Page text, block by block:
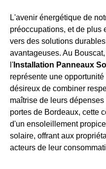
L'avenir énergétique de
préoccupations, et de plus
vers des solutions
avantageuses. Au
l' Installation Panneaux
représente une
désireux de combiner
maîtrise de leurs
portes de Bordeaux, cette
d'un ensoleillement
solaire, offrant aux
acteurs de leur